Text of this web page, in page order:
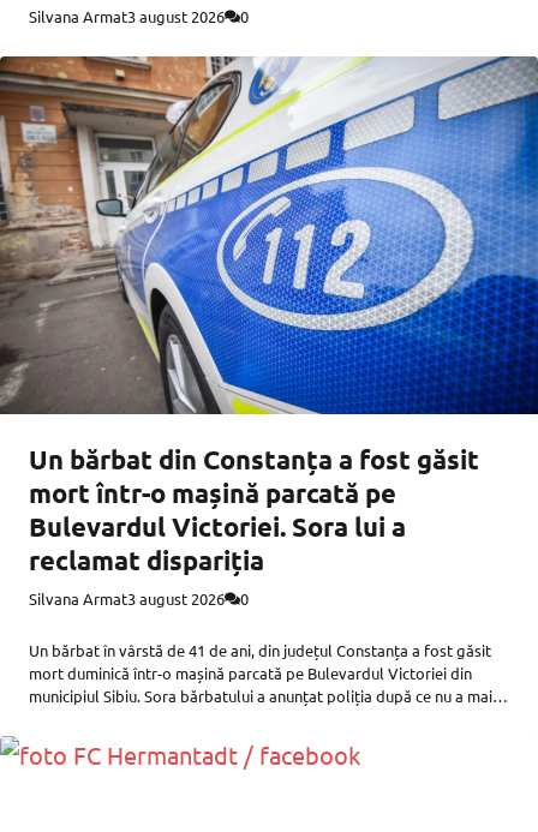
Silvana Armat3 august 2026 0
Un bărbat din Constanța a fost găsit
mort într-o mașină parcată pe
Bulevardul Victoriei. Sora lui a
reclamat dispariția
Silvana Armat3 august 2026 0
Un bărbat în vârstă de 41 de ani, din județul Constanța a fost găsit
mort duminică într-o mașină parcată pe Bulevardul Victoriei din
municipiul Sibiu. Sora bărbatului a anunțat poliția după ce nu a mai